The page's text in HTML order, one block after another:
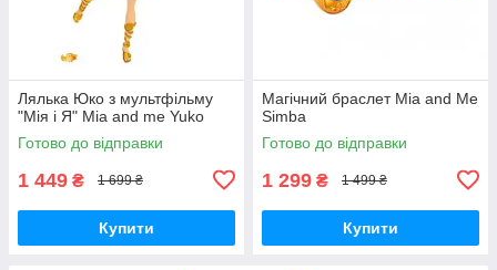
Лялька Юко з мультфільму
"Мія і Я" Mia and me Yuko
Готово до відправки
1 449 ₴ 1 699 ₴
Купити
Магічний браслет Mia and Me
Sіmba
Готово до відправки
1 299 ₴ 1 499 ₴
Купити